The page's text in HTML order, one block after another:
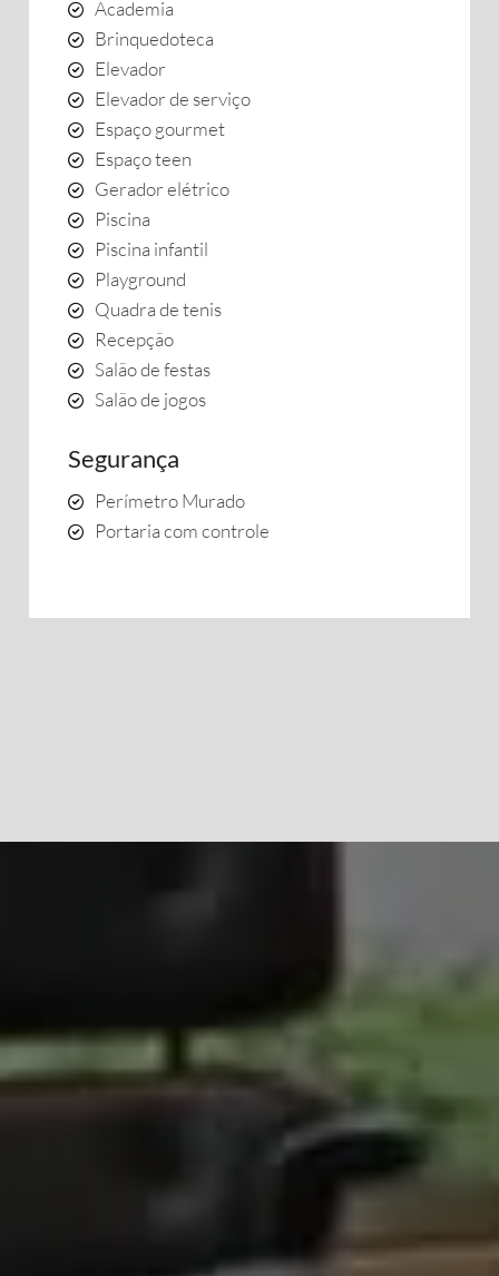
Academia
Brinquedoteca
Elevador
Elevador de serviço
Espaço gourmet
Espaço teen
Gerador elétrico
Piscina
Piscina infantil
Playground
Quadra de tenis
Recepção
Salão de festas
Salão de jogos
Segurança
Perímetro Murado
Portaria com controle